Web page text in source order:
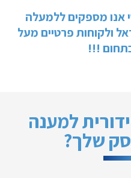
אנו מספקים ללמעלה
ולקוחות פרטיים מעל
למענה
שלך?